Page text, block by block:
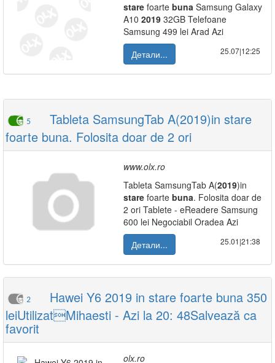
stare foarte buna Samsung Galaxy
A10 2019 32GB Telefoane
Samsung 499 lei Arad Azi
Детали...
25.07|12:25
5
Tableta SamsungTab A(2019)in stare
foarte buna. Folosita doar de 2 ori
www.olx.ro
Tableta SamsungTab A(2019)in
stare foarte buna. Folosita doar de
2 ori Tablete - eReadere Samsung
600 lei Negociabil Oradea Azi
Детали...
25.01|21:38
2
Hawei Y6 2019 in stare foarte buna 350
leiUtilizatMihaesti - Azi la 20: 48Salvează ca
favorit
olx.ro